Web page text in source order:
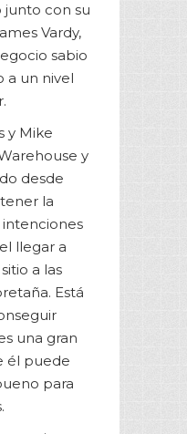
junto con su
Vardy,
sabio
a un nivel
y Mike
y
desde
la
llegar a
a las
Está
una gran
él puede
para